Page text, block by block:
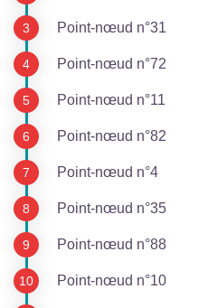
Point-nœud n°31
Point-nœud n°72
Point-nœud n°11
Point-nœud n°82
Point-nœud n°4
Point-nœud n°35
Point-nœud n°88
Point-nœud n°10